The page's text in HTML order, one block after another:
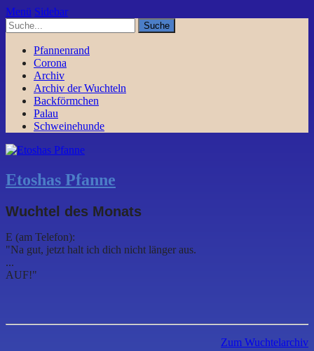
Menü Sidebar
Pfannenrand
Corona
Archiv
Archiv der Wuchteln
Backförmchen
Palau
Schweinehunde
Etoshas Pfanne
Wuchtel des Monats
E (am Telefon):
"Na gut, jetzt halt ich dich nicht länger aus.
...
AUF!"
Zum Wuchtelarchiv